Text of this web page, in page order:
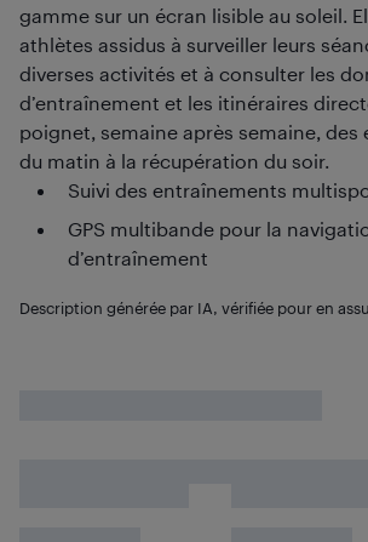
gamme sur un écran lisible au soleil.
athlètes assidus à surveiller leurs
diverses activités et à consulter les
d’entraînement et les itinéraires
poignet, semaine après semaine, des
du matin à la récupération du soir.
Suivi des entraînements
GPS multibande pour la
d’entraînement
Description générée par IA, vérifiée pour en